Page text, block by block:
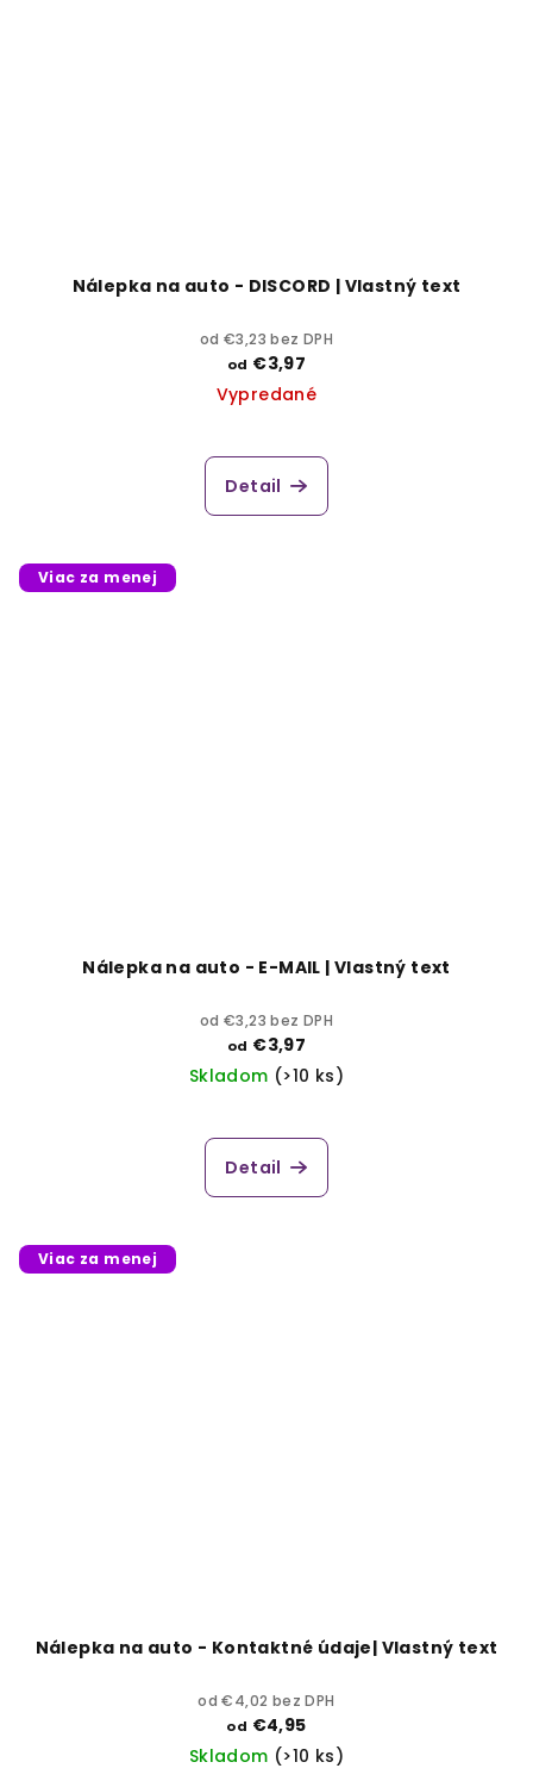
Nálepka na auto - DISCORD | Vlastný text
od €3,23 bez DPH
od €3,97
Vypredané
Detail
Viac za menej
Nálepka na auto - E-MAIL | Vlastný text
od €3,23 bez DPH
od €3,97
Skladom (>10 ks)
Detail
Viac za menej
Nálepka na auto - Kontaktné údaje| Vlastný text
od €4,02 bez DPH
od €4,95
Skladom (>10 ks)